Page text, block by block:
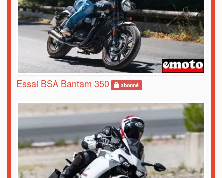
Essai BSA Bantam 350 abonné